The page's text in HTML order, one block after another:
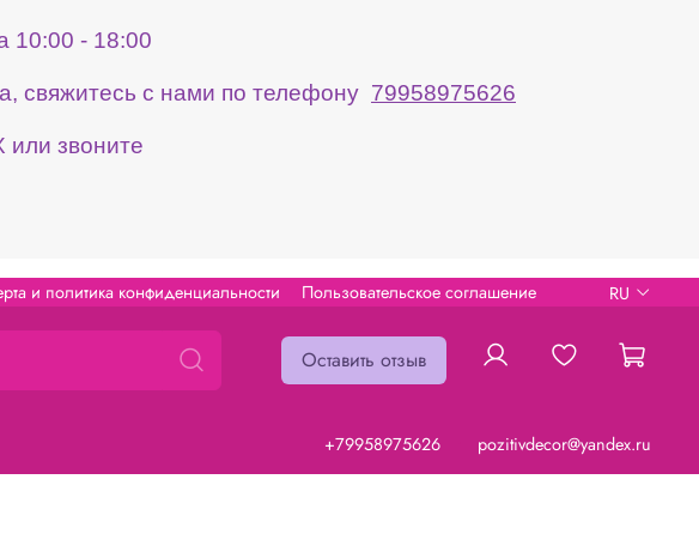
10:00 - 18:00
свяжитесь с нами по телефону 79958975626
звоните
и политика конфиденциальности Пользовательское соглашение RU
Оставить отзыв
+79958975626 pozitivdecor@yandex.ru